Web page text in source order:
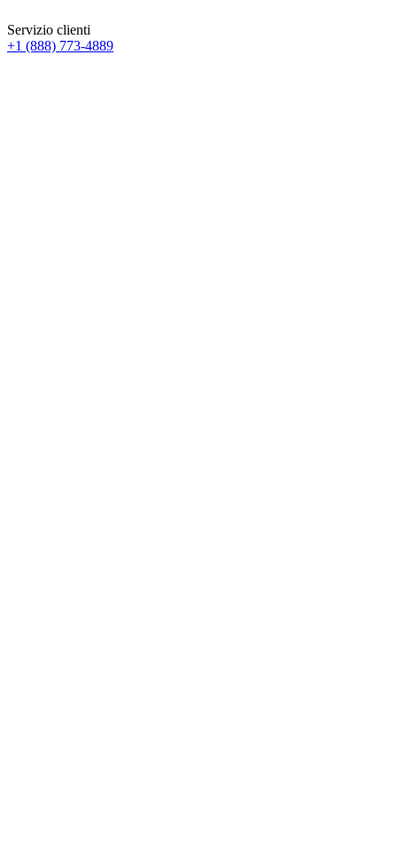
Servizio clienti
+1 (888) 773-4889